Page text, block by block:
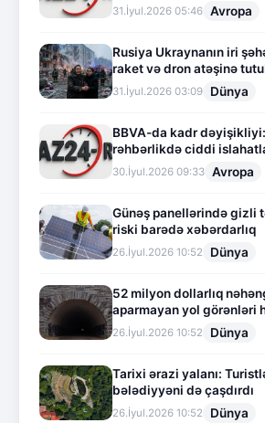
31.İyul.2026 05:46 Avropa
Rusiya Ukraynanın iri
raket və dron atəşinə
31.İyul.2026 03:09 Dünya
BBVA-da kadr
rəhbərlikdə ciddi
30.İyul.2026 09:33 Avropa
Günəş panellərində gizli
riski barədə xəbərdarlıq
26.İyul.2026 10:52 Dünya
52 milyon dollarlıq
aparmayan yol görənləri
26.İyul.2026 10:52 Dünya
Tarixi ərazi yalanı:
bələdiyyəni də çaşdırdı
26.İyul.2026 10:52 Dünya